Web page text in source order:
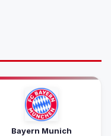
Bayern Munich